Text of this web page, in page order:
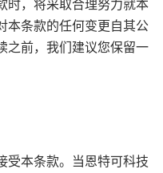
时，将采取合理努力就本
本条款的任何变更自其公
之前，我们建议您保留一
受本条款。当恩特可科技